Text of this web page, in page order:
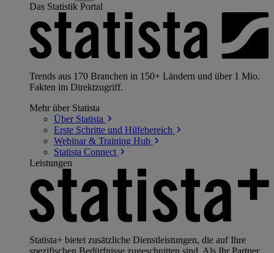
Das Statistik Portal
Trends aus 170 Branchen in 150+ Ländern und über 1 Mio.
Fakten im Direktzugriff.
Mehr über Statista
Über Statista
Erste Schritte und Hilfebereich
Webinar & Training Hub
Statista Connect
Leistungen
Statista+ bietet zusätzliche Dienstleistungen, die auf Ihre
spezifischen Bedürfnisse zugeschnitten sind. Als Ihr Partner